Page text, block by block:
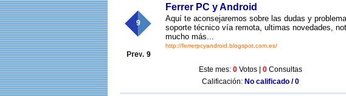
9
9
Ferrer PC y Android
Aquí te aconsejaremos sobre las dudas y
soporte técnico vía remota, ultimas novedades,
mucho más...
http://ferrerpcyandroid.blogspot.com.es/
Este mes: 0 Votos | 0 Consultas
Calificación: No calificado / 0